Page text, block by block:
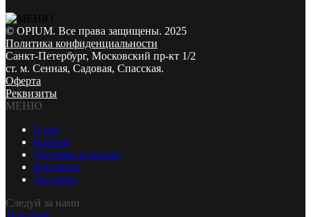
© OPIUM. Все права защищены. 2025
Политика конфиденциальности
Санкт-Петербург, Московский пр-кт 1/2
ст. м. Сенная, Садовая, Спасская.
Оферта
Реквизиты
МЕНЮ
О нас
Каталог
Доставка и оплата
Контакты
Доставка
Следуй за нами